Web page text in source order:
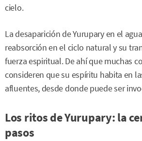
cielo.
La desaparición de Yurupary en el
reabsorción en el ciclo natural y su
fuerza espiritual. De ahí que muchas
consideren que su espíritu habita en
afluentes, desde donde puede ser
Los ritos de Yurupary: la
pasos